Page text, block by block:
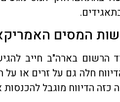
המסים
הרשום בארה"ב חייב
חלה גם על זרים או על
הדיווח מוגבל להכנסות